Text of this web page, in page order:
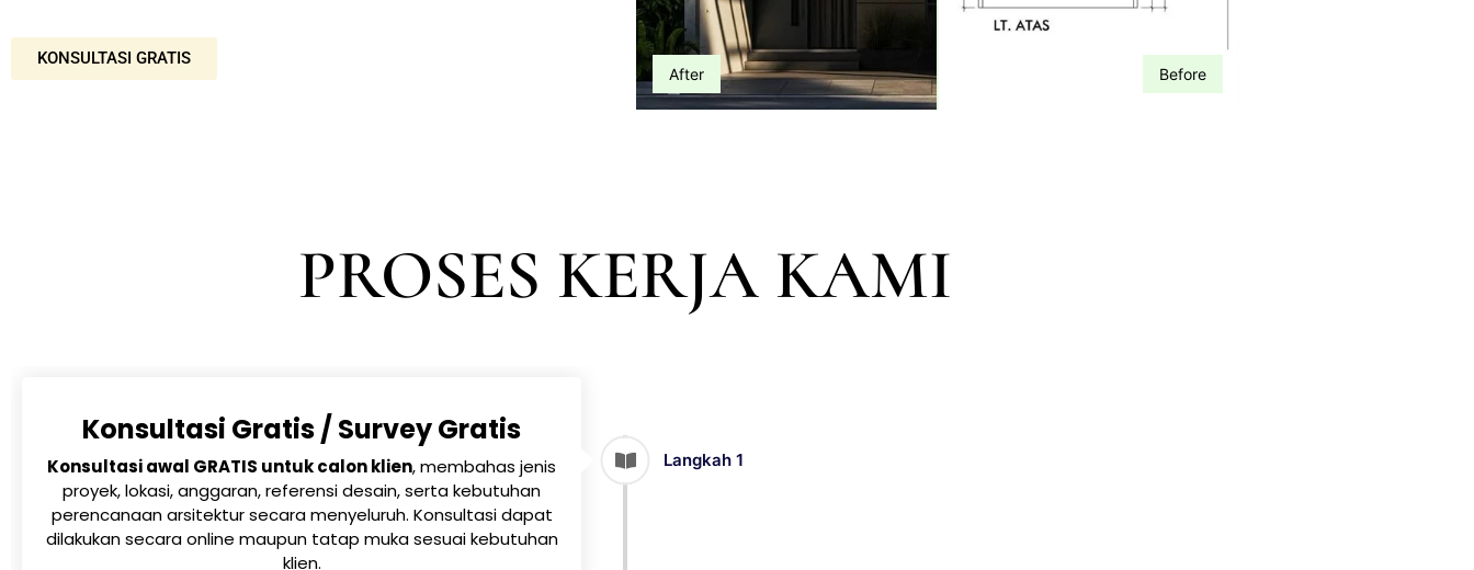
KONSULTASI GRATIS
After Before
PROSES KERJA KAMI
Langkah 1
Konsultasi Gratis / Survey Gratis
Konsultasi awal GRATIS untuk calon klien, membahas jenis
proyek, lokasi, anggaran, referensi desain, serta kebutuhan
perencanaan arsitektur secara menyeluruh. Konsultasi dapat
dilakukan secara online maupun tatap muka sesuai kebutuhan
klien.